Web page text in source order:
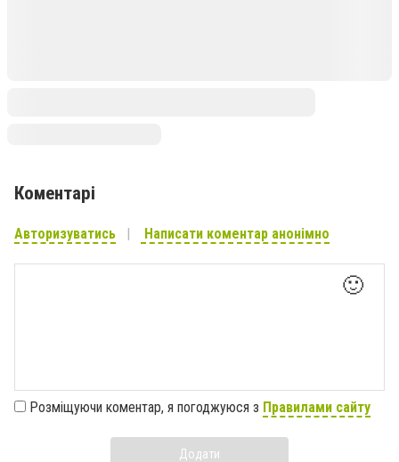
Коментарі
Авторизуватись Написати коментар анонімно
🙂
Розміщуючи коментар, я погоджуюся з Правилами сайту
Додати